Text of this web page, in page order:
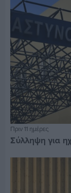
Πριν 11 ημέρες
Σύλληψη για